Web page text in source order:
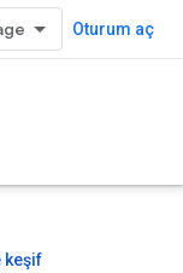
Oturum aç
keşif